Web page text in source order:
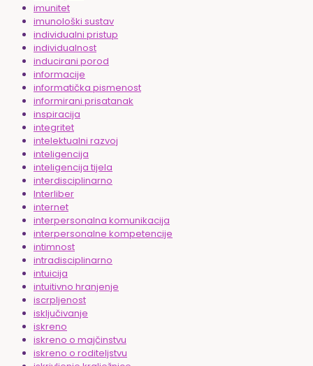
imunitet
imunološki sustav
individualni pristup
individualnost
inducirani porod
informacije
informatička pismenost
informirani prisatanak
inspiracija
integritet
intelektualni razvoj
inteligencija
inteligencija tijela
interdisciplinarno
Interliber
internet
interpersonalna komunikacija
interpersonalne kompetencije
intimnost
intradisciplinarno
intuicija
intuitivno hranjenje
iscrpljenost
isključivanje
iskreno
iskreno o majčinstvu
iskreno o roditeljstvu